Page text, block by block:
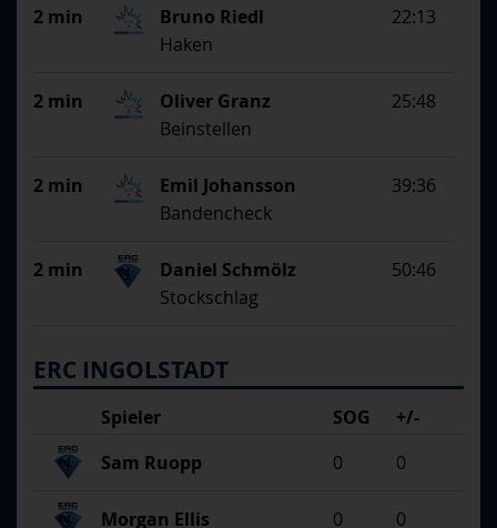
2 min 22:13
Bruno Riedl
Haken
2 min 25:48
Oliver Granz
Beinstellen
2 min 39:36
Emil Johansson
Bandencheck
2 min 50:46
Daniel Schmölz
Stockschlag
ERC INGOLSTADT
Spieler SOG
+/-
Sam Ruopp
0 0
Morgan Ellis 0 0